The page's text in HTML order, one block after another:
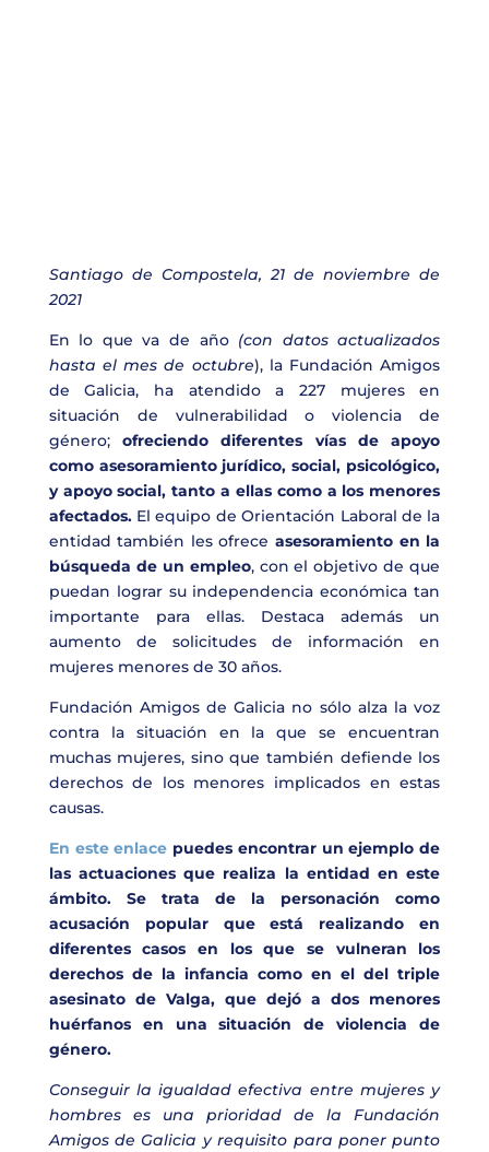
Santiago de Compostela, 21 de noviembre de
2021
En lo que va de año (con datos actualizados
hasta el mes de octubre), la Fundación Amigos
de Galicia, ha atendido a 227 mujeres en
situación de vulnerabilidad o violencia de
género;ofreciendo diferentes vías de apoyo
como asesoramiento jurídico, social, psicológico,
y apoyo social, tanto a ellas como a los menores
afectados.El equipo de Orientación Laboral de la
entidad también les ofreceasesoramiento en la
búsqueda de un empleo, con el objetivo de que
puedan lograr su independencia económica tan
importante para ellas. Destaca además un
aumento de solicitudes de información en
mujeres menores de 30 años.
Fundación Amigos de Galicia no sólo alza la voz
contra la situación en la que se encuentran
muchas mujeres, sino que también defiende los
derechos de los menores implicados en estas
causas.
En este enlace puedes encontrar un ejemplo de
las actuaciones que realiza la entidad en este
ámbito. Se trata de la personación como
acusación popular que está realizando en
diferentes casos en los que se vulneran los
derechos de la infancia como en el del triple
asesinato de Valga, que dejó a dos menores
huérfanos en una situación de violencia de
género.
Conseguir la igualdad efectiva entre mujeres y
hombres es una prioridad de la Fundación
Amigos de Galicia y requisito para poner punto